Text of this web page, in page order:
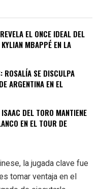
EL ONCE IDEAL DEL
MBAPPÉ EN LA
ROSALÍA SE DISCULPA
ARGENTINA EN EL
DEL TORO MANTIENE
EN EL TOUR DE
la jugada clave fue
tomar ventaja en el